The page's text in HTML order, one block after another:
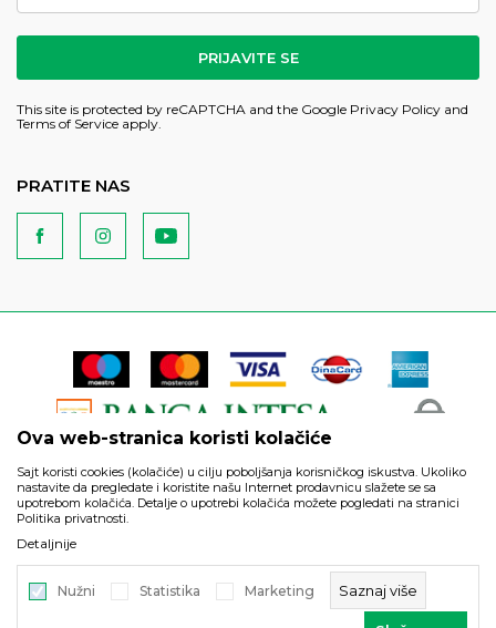
PRIJAVITE SE
This site is protected by reCAPTCHA and the Google Privacy Policy and
Terms of Service apply.
PRATITE NAS
artikli prikazani na sajtu su deo naše ponude i ne podrazumeva
da su dostupni u svakom trenutku.
, IzradaNB SOFT. Sva prava
Ova web-stranica koristi kolačiće
Sajt koristi cookies (kolačiće) u cilju poboljšanja korisničkog iskustva. Ukoliko
nastavite da pregledate i koristite našu Internet prodavnicu slažete se sa
upotrebom kolačića. Detalje o upotrebi kolačića možete pogledati na stranici
Politika privatnosti.
Detaljnije
Nužni Statistika Marketing Saznaj više